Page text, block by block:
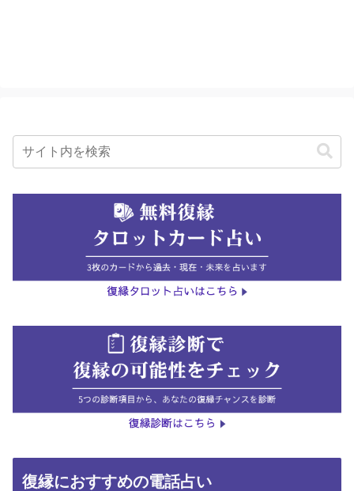
復縁におすすめの電話占い